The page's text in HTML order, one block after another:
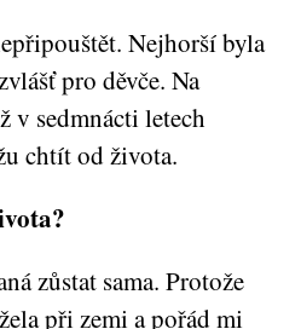
Nejhorší byla
pro děvče. Na
v sedmnácti letech
chtít od života.
zůstat sama. Protože
při zemi a pořád mi